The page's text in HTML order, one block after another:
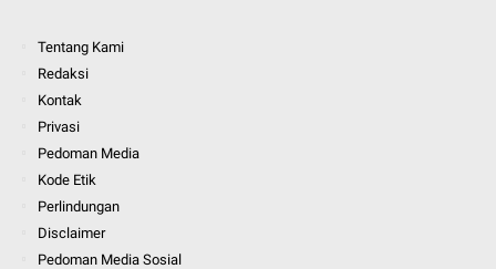
Tentang Kami
Redaksi
Kontak
Privasi
Pedoman Media
Kode Etik
Perlindungan
Disclaimer
Pedoman Media Sosial